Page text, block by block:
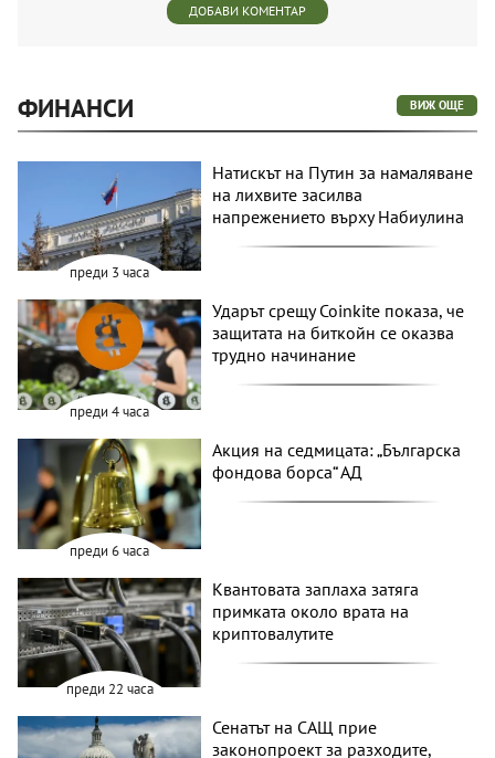
ДОБАВИ КОМЕНТАР
ФИНАНСИ ВИЖ ОЩЕ
преди 3 часа
Натискът на Путин за намаляване
на лихвите засилва
напрежението върху Набиулина
преди 4 часа
Ударът срещу Coinkite показа, че
защитата на биткойн се оказва
трудно начинание
преди 6 часа
Акция на седмицата: „Българска
фондова борса“ АД
преди 22 часа
Квантовата заплаха затяга
примката около врата на
криптовалутите
Сенатът на САЩ прие
законопроект за разходите,